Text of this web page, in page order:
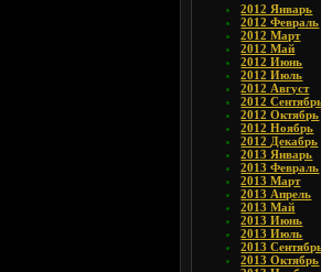
2012 Январь
2012 Февраль
2012 Март
2012 Май
2012 Июнь
2012 Июль
2012 Август
2012
2012 Октябрь
2012 Ноябрь
2012 Декабрь
2013 Январь
2013 Февраль
2013 Март
2013 Апрель
2013 Май
2013 Июнь
2013 Июль
2013
2013 Октябрь